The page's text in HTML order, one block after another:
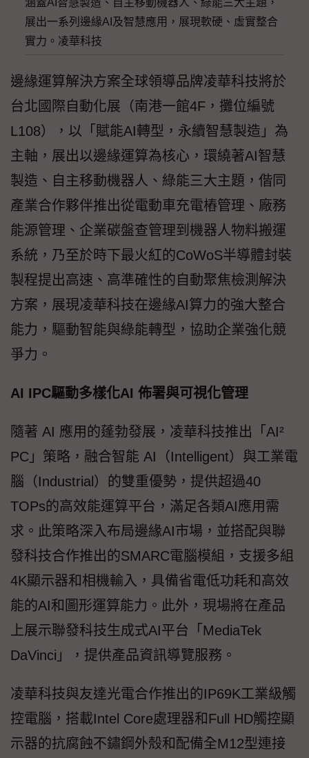
涵蓋AI智慧製造、自主移動機器人、綠能三大主題，
展出一系列邊緣AI及智慧應用，展現軟硬、虛實整合
實力。凌華科技
邊緣運算解決方案全球領導品牌凌華科技將於
台北國際自動化展（南港一館4F，攤位編號
L108），以「賦能AI轉型，永續智慧製造」為
主軸，展出以邊緣運算為核心，環繞著AI智慧
製造、自主移動機器人、綠能三大主題，偕同
產業合作夥伴推出從電動車充電樁管理、廠務
能源管理、企業碳盤查管理到機器人物料搬運
系統，乃至於時下最火紅的CoWoS半導體封裝
製程提出高速、高準確性的自動聚焦檢測解決
方案，展現凌華科技在邊緣AI算力的強大整合
能力，驅動智能與綠能轉型，協助企業強化競
爭力。
AI IPC驅動多樣化AI 佈署與可視化管理
隨著 AI 應用的蓬勃發展，凌華科技推出「AI²
PC」策略，融合智能 AI（Intelligent）與工業電
腦（Industrial）的雙重優勢，提供超過40
TOPs的高效能運算平台，滿足各類AI應用需
求。此策略深入布局邊緣AI市場，並搭配與聯
發科技合作推出的SMARC電腦模組，支援多組
4K顯示器和相機輸入，具備省電低功耗和高效
能的AI和圖形運算能力。此外，現場將在產品
上展示聯發科技生成式AI平台「MediaTek
DaVinci」，提供產品資訊導覽服務。
凌華科技與友達光電合作推出的IP69K工業級觸
控電腦，搭載Intel Core處理器和Full HD觸控顯
示器的抗腐蝕不鏽鋼外殼和配備全M12型連接